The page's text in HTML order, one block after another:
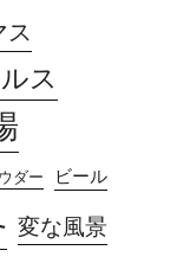
ス
ス
ダー ビール
変な風景